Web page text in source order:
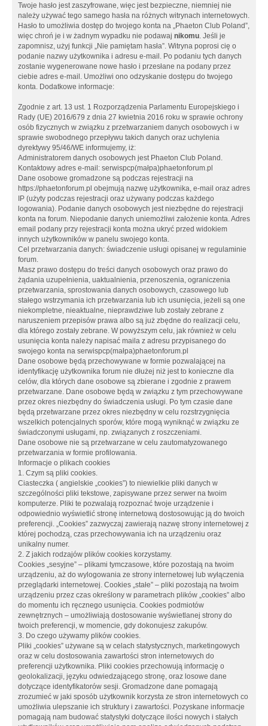
Twoje hasło jest zaszyfrowane, więc jest bezpieczne, niemniej nie
należy używać tego samego hasła na różnych witrynach internetowych.
Hasło to umożliwia dostęp do twojego konta na „Phaeton Club Poland”,
więc chroń je i w żadnym wypadku nie podawaj nikomu. Jeśli je
zapomnisz, użyj funkcji „Nie pamiętam hasła”. Witryna poprosi cię o
podanie nazwy użytkownika i adresu e-mail. Po podaniu tych danych
zostanie wygenerowane nowe hasło i przesłane na podany przez
ciebie adres e-mail. Umożliwi ono odzyskanie dostępu do twojego
konta. Dodatkowe informacje:
Zgodnie z art. 13 ust. 1 Rozporządzenia Parlamentu Europejskiego i
Rady (UE) 2016/679 z dnia 27 kwietnia 2016 roku w sprawie ochrony
osób fizycznych w związku z przetwarzaniem danych osobowych i w
sprawie swobodnego przepływu takich danych oraz uchylenia
dyrektywy 95/46/WE informujemy, iż:
Administratorem danych osobowych jest Phaeton Club Poland.
Kontaktowy adres e-mail: serwispcp(małpa)phaetonforum.pl
Dane osobowe gromadzone są podczas rejestracji na
https://phaetonforum.pl obejmują nazwę użytkownika, e-mail oraz adres
IP (użyty podczas rejestracji oraz używany podczas każdego
logowania). Podanie danych osobowych jest niezbędne do rejestracji
konta na forum. Niepodanie danych uniemożliwi założenie konta. Adres
email podany przy rejestracji konta można ukryć przed widokiem
innych użytkowników w panelu swojego konta.
Cel przetwarzania danych: świadczenie usługi opisanej w regulaminie
forum.
Masz prawo dostępu do treści danych osobowych oraz prawo do
żądania uzupełnienia, uaktualnienia, przenoszenia, ograniczenia
przetwarzania, sprostowania danych osobowych, czasowego lub
stałego wstrzymania ich przetwarzania lub ich usunięcia, jeżeli są one
niekompletne, nieaktualne, nieprawdziwe lub zostały zebrane z
naruszeniem przepisów prawa albo są już zbędne do realizacji celu,
dla którego zostały zebrane. W powyższym celu, jak również w celu
usunięcia konta należy napisać maila z adresu przypisanego do
swojego konta na serwispcp(małpa)phaetonforum.pl
Dane osobowe będą przechowywane w formie pozwalającej na
identyfikację użytkownika forum nie dłużej niż jest to konieczne dla
celów, dla których dane osobowe są zbierane i zgodnie z prawem
przetwarzane. Dane osobowe będą w związku z tym przechowywane
przez okres niezbędny do świadczenia usługi. Po tym czasie dane
będą przetwarzane przez okres niezbędny w celu rozstrzygnięcia
wszelkich potencjalnych sporów, które mogą wyniknąć w związku ze
świadczonymi usługami, np. związanych z roszczeniami.
Dane osobowe nie są przetwarzane w celu zautomatyzowanego
przetwarzania w formie profilowania.
Informacje o plikach cookies
1. Czym są pliki cookies.
Ciasteczka ( angielskie „cookies”) to niewielkie pliki danych w
szczególności pliki tekstowe, zapisywane przez serwer na twoim
komputerze. Pliki te pozwalają rozpoznać twoje urządzenie i
odpowiednio wyświetlić stronę internetową dostosowując ją do twoich
preferencji. „Cookies” zazwyczaj zawierają nazwę strony internetowej z
której pochodzą, czas przechowywania ich na urządzeniu oraz
unikalny numer.
2. Z jakich rodzajów plików cookies korzystamy.
Cookies „sesyjne” – plikami tymczasowe, które pozostają na twoim
urządzeniu, aż do wylogowania ze strony internetowej lub wyłączenia
przeglądarki internetowej. Cookies „stałe” – pliki pozostają na twoim
urządzeniu przez czas określony w parametrach plików „cookies” albo
do momentu ich ręcznego usunięcia. Cookies podmiotów
zewnętrznych – umożliwiają dostosowanie wyświetlanej strony do
twoich preferencji, w momencie, gdy dokonujesz zakupów.
3. Do czego używamy plików cookies.
Pliki „cookies” używane są w celach statystycznych, marketingowych
oraz w celu dostosowania zawartości stron internetowych do
preferencji użytkownika. Pliki cookies przechowują informację o
geolokalizacji, języku odwiedzającego stronę, oraz losowe dane
dotyczące identyfikatorów sesji. Gromadzone dane pomagają
zrozumieć w jaki sposób użytkownik korzysta ze stron internetowych co
umożliwia ulepszanie ich struktury i zawartości. Pozyskane informacje
pomagają nam budować statystyki dotyczące ilości nowych i stałych